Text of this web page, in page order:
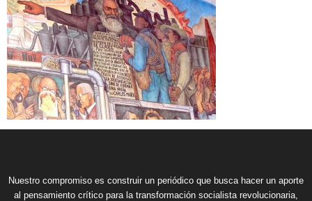
Nuestro compromiso es construir un periódico que busca hacer un aporte
al pensamiento crítico para la transformación socialista revolucionaria,